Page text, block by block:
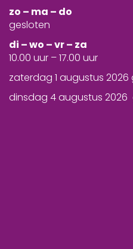
zo – ma – do
gesloten
di – wo – vr – za
10.00 uur – 17.00 uur
zaterdag 1 augustus 2026
dinsdag 4 augustus 2026